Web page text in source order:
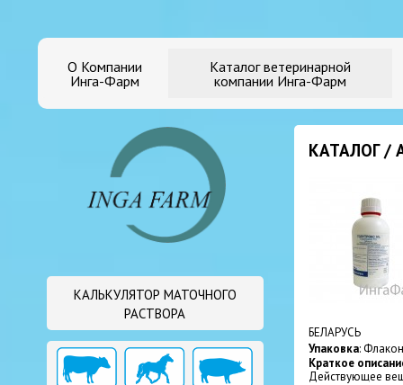
О Компании
Инга-Фарм
Каталог ветеринарной
компании Инга-Фарм
КАЛЬКУЛЯТОР МАТОЧНОГО
РАСТВОРА
КАТАЛОГ /
БЕЛАРУСЬ
Упаковка:
Краткое
Действующее